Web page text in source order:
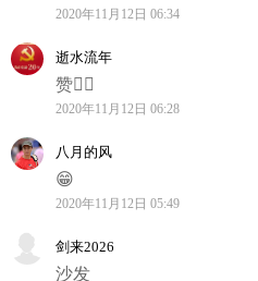
2020年11月12日 06:34
逝水流年
赞👍🏻
2020年11月12日 06:28
八月的风
😁
2020年11月12日 05:49
剑来2026
沙发